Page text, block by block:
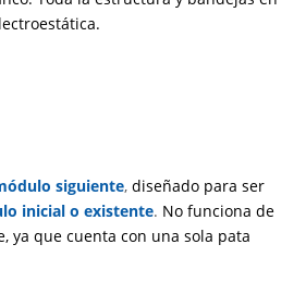
siguiente, diseñado para ser
inicial o existente. No funciona de
ya que cuenta con una sola pata